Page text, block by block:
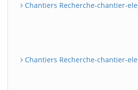
Chantiers Recherche-chantier-
Chantiers Recherche-chantier-